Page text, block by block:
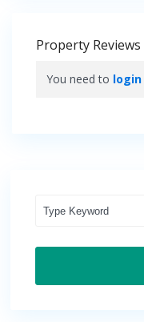
Property Reviews
You need to login